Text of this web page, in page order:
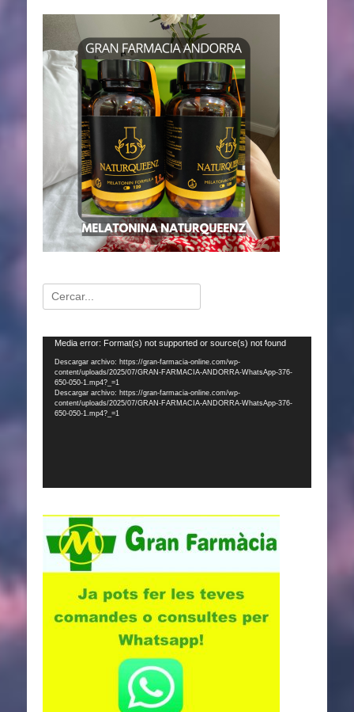
Buscar:
Reproductor
vídeo
Media error: Format(s) not supported or source(s) not found
Descargar archivo: https://gran-farmacia-online.com/wp-
content/uploads/2025/07/GRAN-FARMACIA-ANDORRA-WhatsApp-376-
650-050-1.mp4?_=1
Descargar archivo: https://gran-farmacia-online.com/wp-
content/uploads/2025/07/GRAN-FARMACIA-ANDORRA-WhatsApp-376-
650-050-1.mp4?_=1